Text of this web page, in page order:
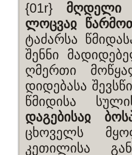
{01r} მღდელი
ლოცვაჲ
ტაძარსა
შენნი
ღმერთი
დიდებასა
წმიდისა
დაგებისაჲ
ცხოველს
კეთილისა